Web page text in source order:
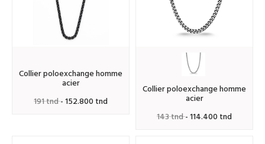
collier poloexchange homme
acier
191 tnd- 152.800 tnd
collier poloexchange homme
acier
143 tnd- 114.400 tnd